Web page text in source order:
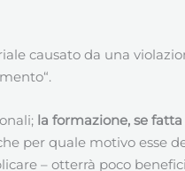
causato da una
la formazione, se
per quale motivo esse
– otterrà poco